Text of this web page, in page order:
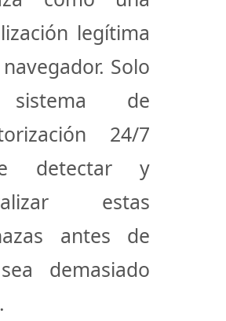
legítima
Solo
de
24/7
detectar y
estas
antes de
demasiado